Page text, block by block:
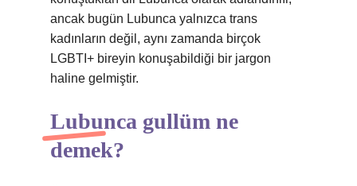
ancak bugün Lubunca yalnızca trans
kadınların değil, aynı zamanda birçok
LGBTI+ bireyin konuşabildiği bir jargon
haline gelmiştir.
Lubunca gullüm ne
demek?